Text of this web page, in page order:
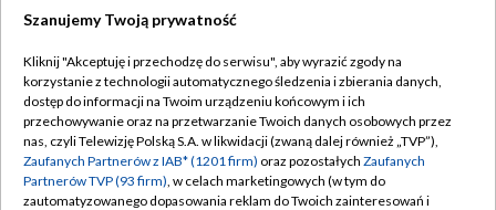
TVP
Abonament TVP
Emisja w TVP
Centrum informacji TVP
Regulamin TVP
Polityka prywatności
Moje zgody
Szanujemy Twoją prywatność
Kliknij "Akceptuję i przechodzę do serwisu", aby wyrazić zgody na
korzystanie z technologii automatycznego śledzenia i zbierania danych,
dostęp do informacji na Twoim urządzeniu końcowym i ich
przechowywanie oraz na przetwarzanie Twoich danych osobowych przez
nas, czyli Telewizję Polską S.A. w likwidacji (zwaną dalej również „TVP”),
Zaufanych Partnerów z IAB* (1201 firm) oraz pozostałych Zaufanych
Partnerów TVP (93 firm), w celach marketingowych (w tym do
zautomatyzowanego dopasowania reklam do Twoich zainteresowań i